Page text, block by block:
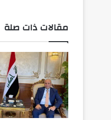
مقالات ذات صلة